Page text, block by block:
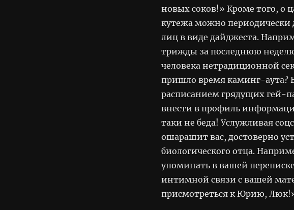
новых соков!» Кроме того, о
кутежа можно периодически
лиц в виде дайджеста.
трижды за последнюю
человека нетрадиционной
пришло время каминг-аута?
расписанием грядущих гей-
внести в профиль
таки не беда! Услужливая
ошарашит вас, достоверно
биологического отца.
упоминать в вашей
интимной связи с вашей
присмотреться к Юрию,